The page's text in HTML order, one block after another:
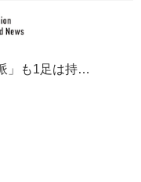
「スニーカー派」も1足は持っておきたい！【ZARA】大人の抜け感♡ 「大本命シューズ」